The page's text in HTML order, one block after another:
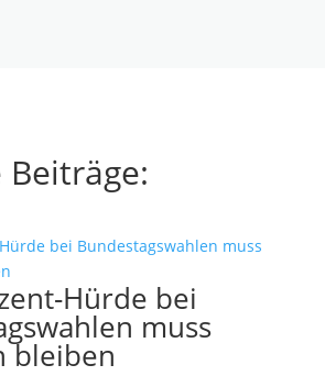
Hürde bei
muss
bleiben